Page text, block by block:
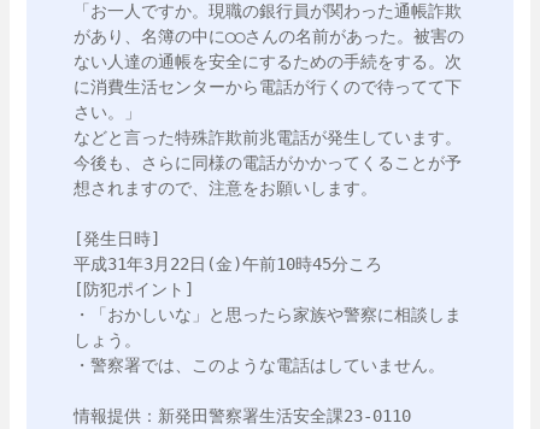
「お一人ですか。現職の銀行員が関わった通帳詐欺
があり、名簿の中に◯◯さんの名前があった。被害の
ない人達の通帳を安全にするための手続をする。次
に消費生活センターから電話が行くので待ってて下
さい。」
などと言った特殊詐欺前兆電話が発生しています。
今後も、さらに同様の電話がかかってくることが予
想されますので、注意をお願いします。
[発生日時]
平成31年3月22日(金)午前10時45分ころ
[防犯ポイント]
・「おかしいな」と思ったら家族や警察に相談しま
しょう。
・警察署では、このような電話はしていません。
情報提供：新発田警察署生活安全課23-0110